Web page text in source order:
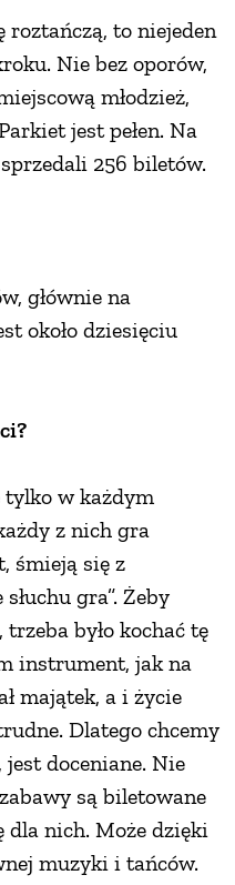
roztańczą, to niejeden
Nie bez oporów,
młodzież,
jest pełen. Na
256 biletów.
głównie na
około dziesięciu
tylko w każdym
z nich gra
śmieją się z
gra”. Żeby
było kochać tę
instrument, jak na
majątek, a i życie
Dlatego chcemy
doceniane. Nie
są biletowane
dla nich. Może dzięki
muzyki i tańców.